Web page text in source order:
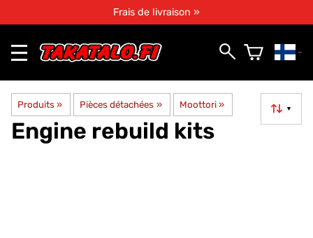
Frais de livraison »
Produits ‪» Pièces détachées ‪» Moottori ‪» ▼
Engine rebuild kits